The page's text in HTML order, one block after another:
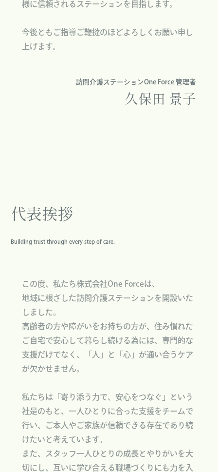
様に信頼されるステーションを目指します。
今後ともご指導ご鞭撻のほどよろしくお願い申し
上げます。
訪問介護ステーションOne Force 管理者
久保田 景子
代表挨拶
Building trust through every step of care.
この度、私たち株式会社One Forceは、
地域に根ざした訪問介護ステーションを開設いた
しました。
高齢者の方や障がいをお持ちの方が、住み慣れた
ご自宅で安心して暮らし続ける為には、専門的な
支援だけでなく、「人」と「心」が通い合うケア
が欠かせません。
私たちは「寄り添う力で、安心をつなぐ」という
社是のもと、一人ひとりに合った支援をチームで
行い、ご本人やご家族が信頼できる存在であり続
けたいと考えています。
また、スタッフ一人ひとりの成長とやりがいを大
切にし、互いに学び合える職場づくりにも力を入